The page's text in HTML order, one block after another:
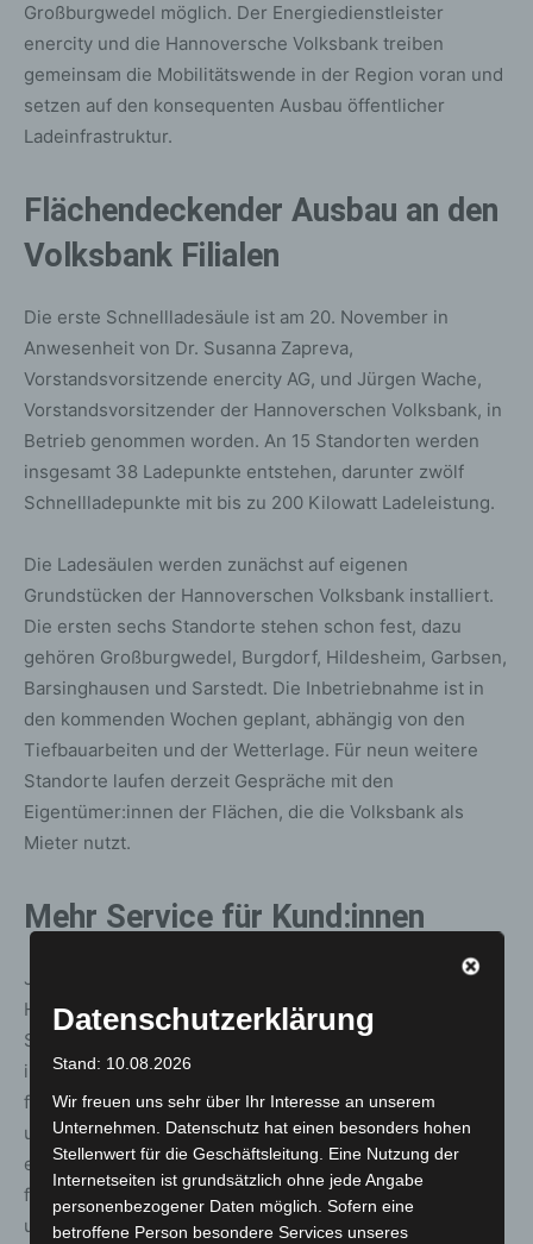
Großburgwedel möglich. Der Energiedienstleister
enercity und die Hannoversche Volksbank treiben
gemeinsam die Mobilitätswende in der Region voran und
setzen auf den konsequenten Ausbau öffentlicher
Ladeinfrastruktur.
Flächendeckender Ausbau an den
Volksbank Filialen
Die erste Schnellladesäule ist am 20. November in
Anwesenheit von Dr. Susanna Zapreva,
Vorstandsvorsitzende enercity AG, und Jürgen Wache,
Vorstandsvorsitzender der Hannoverschen Volksbank, in
Betrieb genommen worden. An 15 Standorten werden
insgesamt 38 Ladepunkte entstehen, darunter zwölf
Schnellladepunkte mit bis zu 200 Kilowatt Ladeleistung.
Die Ladesäulen werden zunächst auf eigenen
Grundstücken der Hannoverschen Volksbank installiert.
Die ersten sechs Standorte stehen schon fest, dazu
gehören Großburgwedel, Burgdorf, Hildesheim, Garbsen,
Barsinghausen und Sarstedt. Die Inbetriebnahme ist in
den kommenden Wochen geplant, abhängig von den
Tiefbauarbeiten und der Wetterlage. Für neun weitere
Standorte laufen derzeit Gespräche mit den
Eigentümer:innen der Flächen, die die Volksbank als
Mieter nutzt.
Mehr Service für Kund:innen
Jürgen Wache, Vorstandsvorsitzender der
Hannoverschen Volksbank, erklärt: „Mit der
Schnellladesäule direkt vor unserem KompetenzCenter
in Großburgwedel setzen wir ein gut sichtbares Zeichen
für unser Nachhaltigkeitsengagement. Zudem bieten wir
unseren Besucherinnen und Besuchern gemeinsam mit
enercity einen tollen Service und leisten einen Beitrag
für den schnellen Ausbau der Ladeinfrastruktur in
unserer Region.“
Datenschutzerklärung
Stand: 10.08.2026
Wir freuen uns sehr über Ihr Interesse an unserem
Unternehmen. Datenschutz hat einen besonders hohen
Stellenwert für die Geschäftsleitung. Eine Nutzung der
Internetseiten ist grundsätzlich ohne jede Angabe
personenbezogener Daten möglich. Sofern eine
betroffene Person besondere Services unseres